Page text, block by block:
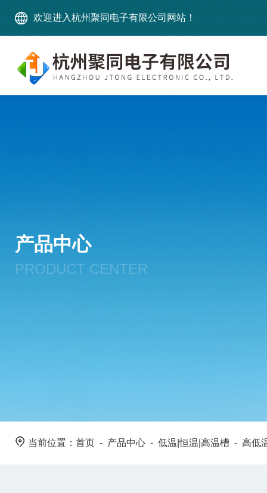
欢迎进入杭州聚同电子有限公司网站！
产品中心
PRODUCT CENTER
当前位置： 首页 - 产品中心 - 低温|恒温|高温槽 - 高低